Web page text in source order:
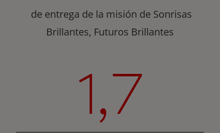
de entrega de la misión de Sonrisas
Brillantes, Futuros Brillantes
1,7